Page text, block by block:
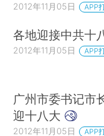
2012年11月05日 APP
各地迎接中共十
2012年11月05日 APP
广州市委书记市
迎十八大
2012年11月05日 APP